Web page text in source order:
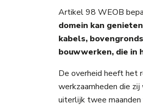
Artikel 98 WEOB
domein kan genieten
kabels,
bouwwerken, die in
De overheid heeft het
werkzaamheden die
uiterlijk twee maanden